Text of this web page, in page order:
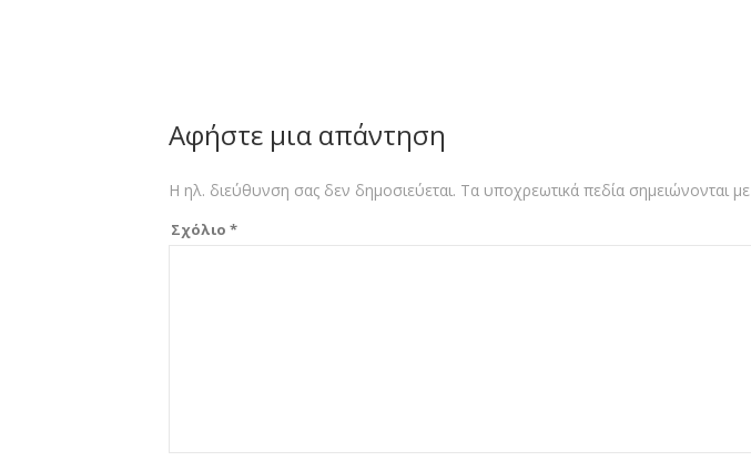
Αφήστε μια απάντηση
Η ηλ. διεύθυνση σας δεν δημοσιεύεται. Τα υποχρεωτικά πεδία σημειώνονται με
Σχόλιο *